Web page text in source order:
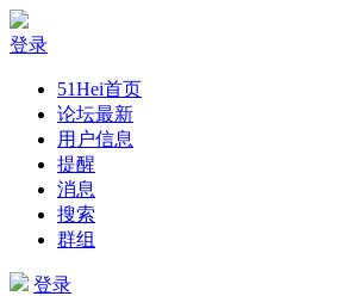
登录
51Hei首页
论坛最新
用户信息
提醒
消息
搜索
群组
登录